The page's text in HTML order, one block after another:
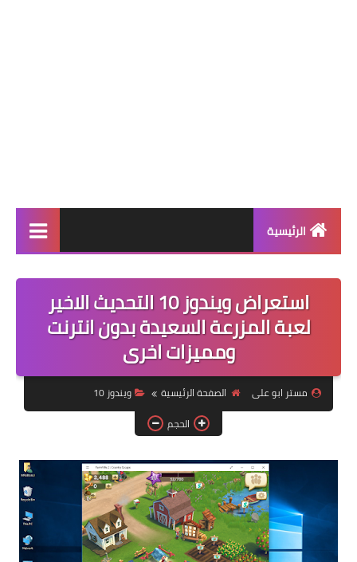
الرئيسية
ويندوز 11
ويندوز 10
ويندوز 8.1
ويندوز 7
ويندوز xp
اندرويد
ايفون
العاب
استعراض ويندوز 10 التحديث الاخير
لعبة المزرعة السعيدة بدون انترنت
ومميزات اخرى
مستر ابو على الصفحة الرئيسية
ويندوز 10
الحجم